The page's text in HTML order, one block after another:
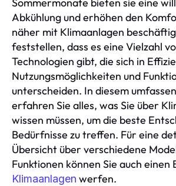
Abkühlung und erhöhen den
näher mit Klimaanlagen
feststellen, dass es eine Vielzahl
Technologien gibt, die sich in
Nutzungsmöglichkeiten und
unterscheiden. In diesem
erfahren Sie alles, was Sie über
wissen müssen, um die beste
Bedürfnisse zu treffen. Für eine
Übersicht über verschiedene
Funktionen können Sie auch einen
Klimaanlagen werfen.